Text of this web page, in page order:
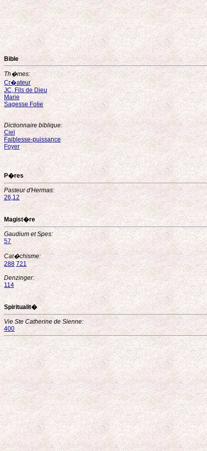
Bible
Th�mes:
Cr�ateur
JC, Fils de Dieu
Marie
Sagesse Folie
Dictionnaire biblique:
Ciel
Faiblesse-puissance
Foyer
P�res
Pasteur d'Hermas:
26,12
Magist�re
Gaudium et Spes:
57
Cat�chisme:
288 721
Denzinger:
114
Spiritualit�
Vie Ste Catherine de Sienne:
400